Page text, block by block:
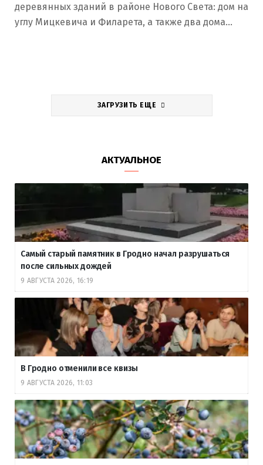
деревянных зданий в районе Нового Света: дом на
углу Мицкевича и Филарета, а также два дома…
ЗАГРУЗИТЬ ЕЩЕ
АКТУАЛЬНОЕ
Самый старый памятник в Гродно начал разрушаться
после сильных дождей
9 АВГУСТА 2026, 16:19
В Гродно отменили все квизы
9 АВГУСТА 2026, 11:03